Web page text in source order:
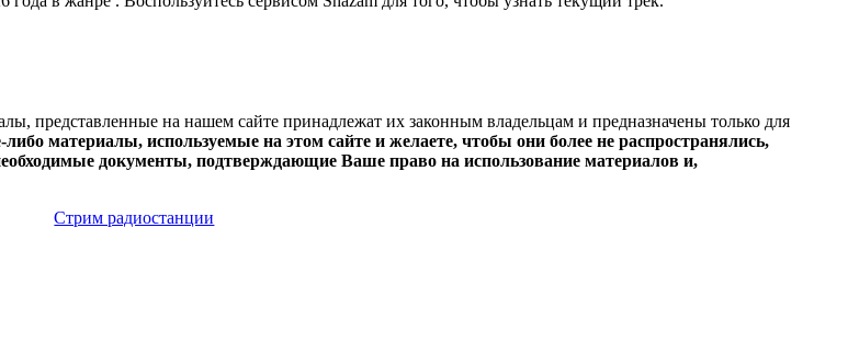
представленные на нашем сайте принадлежат их законным владельцам и предназначены только для
материалы, используемые на этом сайте и желаете, чтобы они более не распространялись,
документы, подтверждающие Ваше право на использование материалов и,
Стрим радиостанции